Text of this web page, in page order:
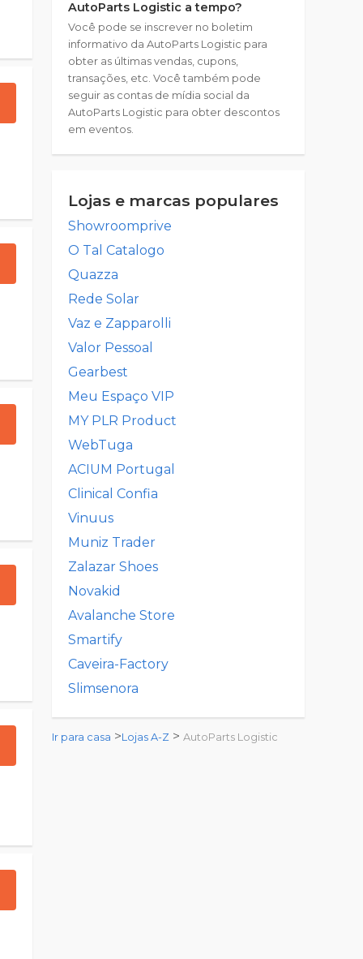
AutoParts Logistic a tempo?
Você pode se inscrever no boletim
informativo da AutoParts Logistic para
obter as últimas vendas, cupons,
transações, etc. Você também pode
seguir as contas de mídia social da
AutoParts Logistic para obter descontos
em eventos.
Lojas e marcas populares
Showroomprive
O Tal Catalogo
Quazza
Rede Solar
Vaz e Zapparolli
Valor Pessoal
Gearbest
Meu Espaço VIP
MY PLR Product
WebTuga
ACIUM Portugal
Clinical Confia
Vinuus
Muniz Trader
Zalazar Shoes
Novakid
Avalanche Store
Smartify
Caveira-Factory
Slimsenora
Ir para casa >Lojas A-Z > AutoParts Logistic